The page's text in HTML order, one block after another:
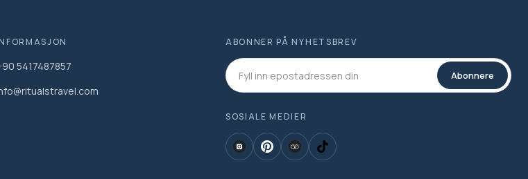
5417487857
ABONNER PÅ NYHETSBREV
Abonnere
SOSIALE MEDIER